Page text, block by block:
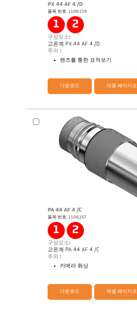
PX 44 AF 4 /D
품목 번호: 1106159
1 2
구성요소:
고온계 PX 44 AF 4 /D
주의 :
렌즈를 통한 표적보기
제품 카다로그 CellaTemp PX
다운로드 제품 페이지로
PA 44 AF 4 /C
품목 번호: 1106157
1 2
구성요소:
고온계 PA 44 AF 4 /C
주의 :
카메라 화상
제품 카다로그 Cellatemp PA
다운로드 제품 페이지로